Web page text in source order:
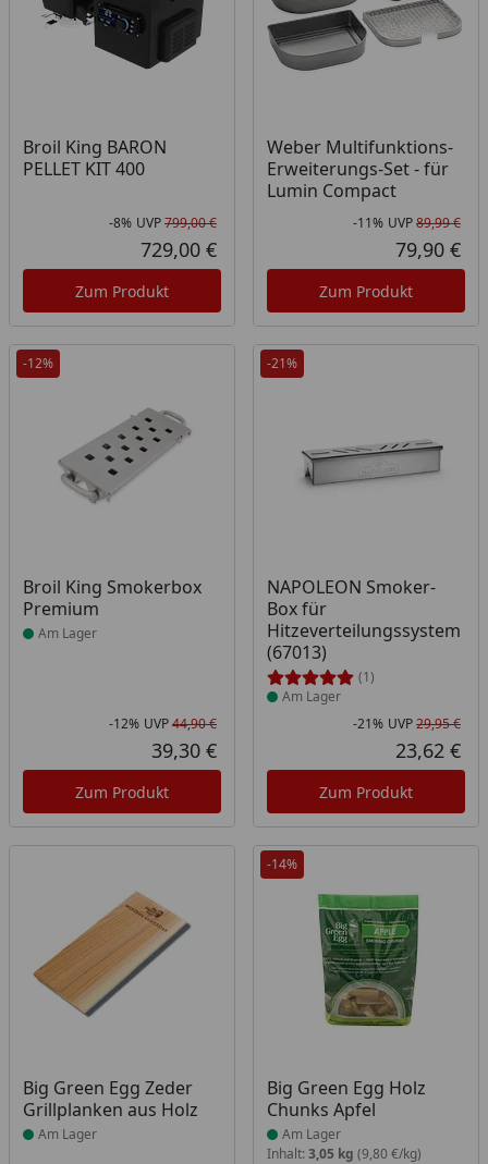
Broil King BARON
PELLET KIT 400
Rabatt in Prozent
-8%
Ursprünglicher Preis
UVP799,00 €
Aktueller Preis
729,00 €
Zum Produkt
Weber Multifunktions-
Erweiterungs-Set - für
Lumin Compact
-11% UVP89,99 €
79,90 €
Zum Produkt
-12%
Broil King Smokerbox
Premium
Produkt am Lager
Am Lager
Rabatt in Prozent
-12%
Ursprünglicher Preis
UVP44,90 €
Aktueller Preis
39,30 €
Zum Produkt
-21%
NAPOLEON Smoker-
Box für
Hitzeverteilungssystem
(67013)
(1)
Produkt am Lager
Am Lager
-21% UVP29,95 €
23,62 €
Zum Produkt
Big Green Egg Zeder
Grillplanken aus Holz
Produkt am Lager
Am Lager
-14%
Big Green Egg Holz
Chunks Apfel
Produkt am Lager
Am Lager
Inhalt: 3,05 kg (9,80 €/kg)